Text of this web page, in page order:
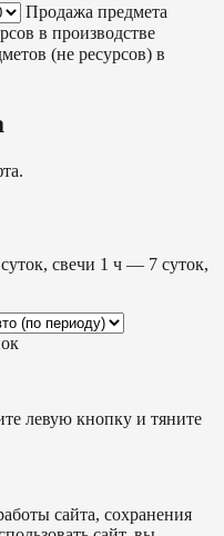
Продажа предмета
в производстве
(не ресурсов) в
свечи 1 ч — 7 суток,
левую кнопку и тяните
сайта, сохранения